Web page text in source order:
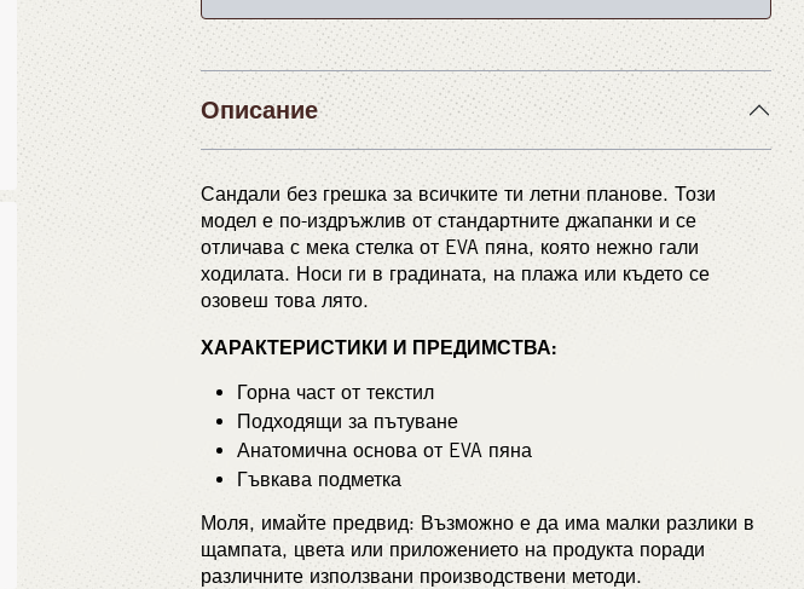
Описание
Сандали без грешка за всичките ти летни планове. Този
модел е по-издръжлив от стандартните джапанки и се
отличава с мека стелка от EVA пяна, която нежно гали
ходилата. Носи ги в градината, на плажа или където се
озовеш това лято.
ХАРАКТЕРИСТИКИ И ПРЕДИМСТВА:
Горна част от текстил
Подходящи за пътуване
Анатомична основа от EVA пяна
Гъвкава подметка
Моля, имайте предвид: Възможно е да има малки разлики в
щампата, цвета или приложението на продукта поради
различните използвани производствени методи.